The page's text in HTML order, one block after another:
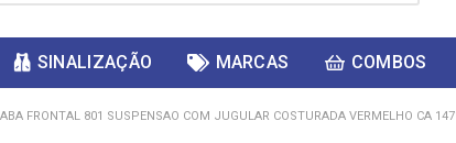
SINALIZAÇÃO MARCAS COMBOS
FRONTAL 801 SUSPENSAO COM JUGULAR COSTURADA VERMELHO CA